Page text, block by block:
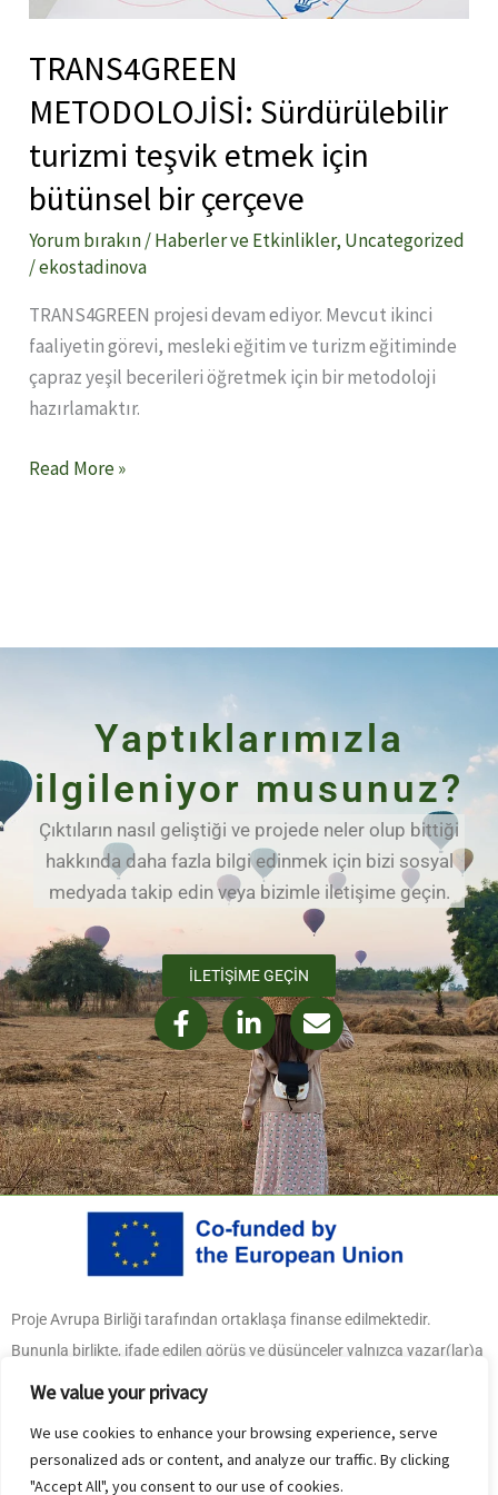
We value your privacy
We use cookies to enhance your browsing experience, serve
personalized ads or content, and analyze our traffic. By clicking
"Accept All", you consent to our use of cookies.
TRANS4GREEN
METODOLOJİSİ: Sürdürülebilir
turizmi teşvik etmek için
bütünsel bir çerçeve
Yorum bırakın/Haberler ve Etkinlikler, Uncategorized
/ekostadinova
TRANS4GREEN projesi devam ediyor. Mevcut ikinci
faaliyetin görevi, mesleki eğitim ve turizm eğitiminde
çapraz yeşil becerileri öğretmek için bir metodoloji
hazırlamaktır.
bir
Read More »
Yaptıklarımızla
ilgileniyor musunuz?
Çıktıların nasıl geliştiği ve projede neler olup bittiği
hakkında daha fazla bilgi edinmek için bizi sosyal
medyada takip edin veya bizimle iletişime geçin.
İLETIŞIME GEÇIN
F
a
c
e
b
o
o
k
-
L
i
n
k
e
d
i
n
-
i
n
E
n
v
e
l
o
p
e
Proje Avrupa Birliği tarafından ortaklaşa finanse edilmektedir.
Bununla birlikte, ifade edilen görüş ve düşünceler yalnızca yazar(lar)a
aittir ve Avrupa Birliği veya Ulusal Ajansın (İnsan Kaynakları
görüşlerini yansıtmayabilir. Bunlardan ne Avrupa Birliği ne de İnsan